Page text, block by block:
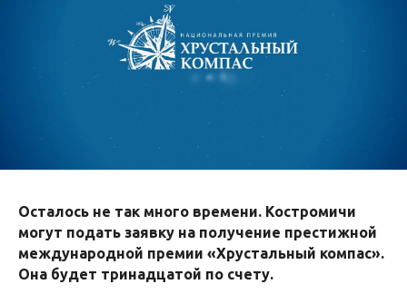
Осталось не так много времени. Костромичи
могут подать заявку на получение престижной
международной премии «Хрустальный компас».
Она будет тринадцатой по счету.